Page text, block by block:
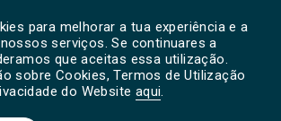
para melhorar a tua experiência e a
serviços. Se continuares a
que aceitas essa utilização.
sobre Cookies, Termos de Utilização
do Website aqui.